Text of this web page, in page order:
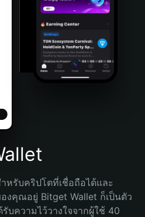
หรับคริปโตที่เชื่อถือได้และ
องคุณอยู่ Bitget Wallet ก็เป็นตัว
บความไว้วางใจจากผู้ใช้ 40